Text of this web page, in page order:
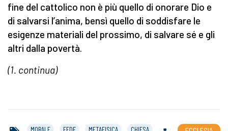
fine del cattolico non è più quello di onorare Dio e
di salvarsi l’anima, bensì quello di soddisfare le
esigenze materiali del prossimo, di salvare sé e gli
altri dalla povertà.
(1. continua)